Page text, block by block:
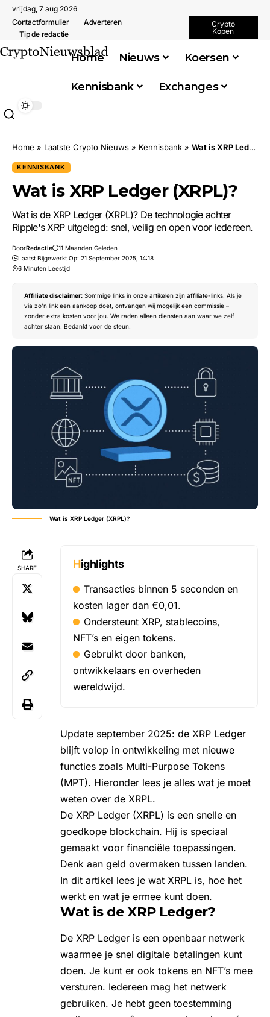
vrijdag, 7 aug 2026
Contactformulier
Adverteren
Tip de redactie
Crypto
Kopen
Home Nieuws Koersen
Kennisbank Exchanges
Home » Laatste Crypto Nieuws » Kennisbank » Wat is XRP Ledger (XRPL)?
KENNISBANK
Wat is XRP Ledger (XRPL)?
Wat is de XRP Ledger (XRPL)? De technologie achter
Ripple's XRP uitgelegd: snel, veilig en open voor iedereen.
DoorRedactie
11 Maanden Geleden
Laatst Bijgewerkt Op: 21 September 2025, 14:18
6 Minuten Leestijd
Affiliate disclaimer: Sommige links in onze artikelen zijn affiliate-links. Als je
via zo’n link een aankoop doet, ontvangen wij mogelijk een commissie –
zonder extra kosten voor jou. We raden alleen diensten aan waar we zelf
achter staan. Bedankt voor de steun.
Wat is XRP Ledger (XRPL)?
SHARE Highlights
Transacties binnen 5 seconden en
kosten lager dan €0,01.
Ondersteunt XRP, stablecoins,
NFT’s en eigen tokens.
Gebruikt door banken,
ontwikkelaars en overheden
wereldwijd.
Update september 2025: de XRP Ledger
blijft volop in ontwikkeling met nieuwe
functies zoals Multi-Purpose Tokens
(MPT). Hieronder lees je alles wat je moet
weten over de XRPL.
De XRP Ledger (XRPL) is een snelle en
goedkope blockchain. Hij is speciaal
gemaakt voor financiële toepassingen.
Denk aan geld overmaken tussen landen.
In dit artikel lees je wat XRPL is, hoe het
werkt en wat je ermee kunt doen.
Wat is de XRP Ledger?
De XRP Ledger is een openbaar netwerk
waarmee je snel digitale betalingen kunt
doen. Je kunt er ook tokens en NFT’s mee
versturen. Iedereen mag het netwerk
gebruiken. Je hebt geen toestemming